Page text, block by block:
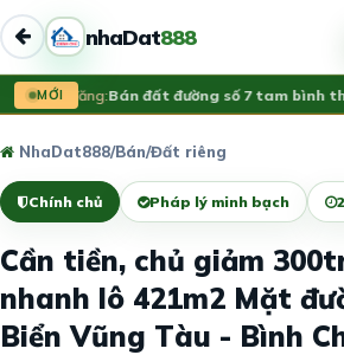
nhaDat888
MỚI
Vừa đăng:Bán đất đường số 7 tam bình thủ
NhaDat888/Bán/Đất riêng
Chính chủ Pháp lý minh bạch
Cần tiền, chủ giảm
nhanh lô 421m2 Mặt
Biển Vũng Tàu - Bình